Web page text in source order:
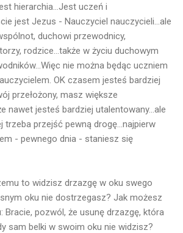
hierarchia...Jest uczeń i
jest Jezus - Nauczyciel nauczycieli...ale
duchowi przewodnicy,
rodzice...także w życiu duchowym
nie można będąc uczniem
OK czasem jesteś bardziej
przełożony, masz większe
nawet jesteś bardziej utalentowany...ale
przejść pewną drogę...najpierw
- pewnego dnia - staniesz się
to widzisz drzazgę w oku swego
oku nie dostrzegasz? Jak możesz
Bracie, pozwól, że usunę drzazgę, która
sam belki w swoim oku nie widzisz?